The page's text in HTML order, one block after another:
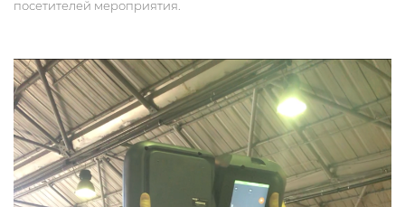
посетителей мероприятия.